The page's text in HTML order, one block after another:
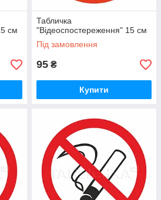
см
Табличка
"Відеоспостереження" 15 см
Під замовлення
95 ₴
Купити